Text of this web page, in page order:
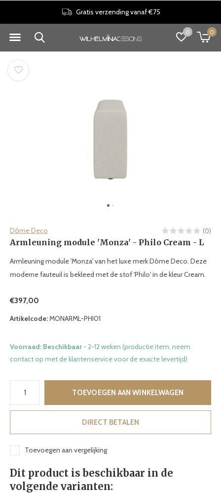
0 0
Gratis verzending vanaf €75
Dôme Deco (0)
Armleuning module 'Monza' - Philo Cream - L
Armleuning module 'Monza' van het luxe merk Dôme Deco. Deze
moderne fauteuil is bekleed met de stof 'Philo' in de kleur Cream.
€397,00
Artikelcode:MONARML-PHI01
Voorraad: Beschikbaar - 2-12 weken (productie item, neem
contact op met de klantenservice voor de exacte levertijd)
TOEVOEGEN AAN WINKELWAGEN
DIRECT BETALEN
Toevoegen aan vergelijking
Dit product is beschikbaar in de
volgende varianten: